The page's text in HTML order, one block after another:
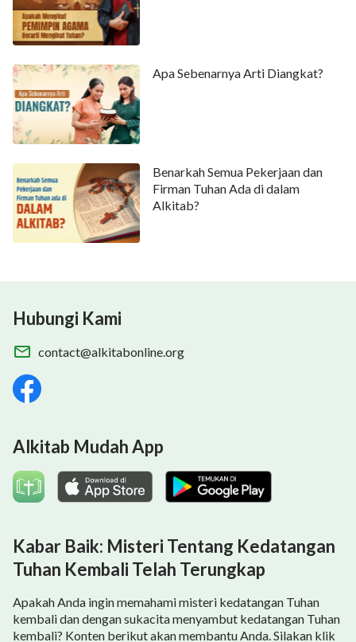
Apa Sebenarnya Arti Diangkat?
Benarkah Semua Pekerjaan dan
Firman Tuhan Ada di dalam
Alkitab?
Hubungi Kami
contact@alkitabonline.org
Alkitab Mudah App
Kabar Baik: Misteri Tentang Kedatangan
Tuhan Kembali Telah Terungkap
Apakah Anda ingin memahami misteri kedatangan Tuhan
kembali dan dengan sukacita menyambut kedatangan Tuhan
kembali? Konten berikut akan membantu Anda. Silakan klik